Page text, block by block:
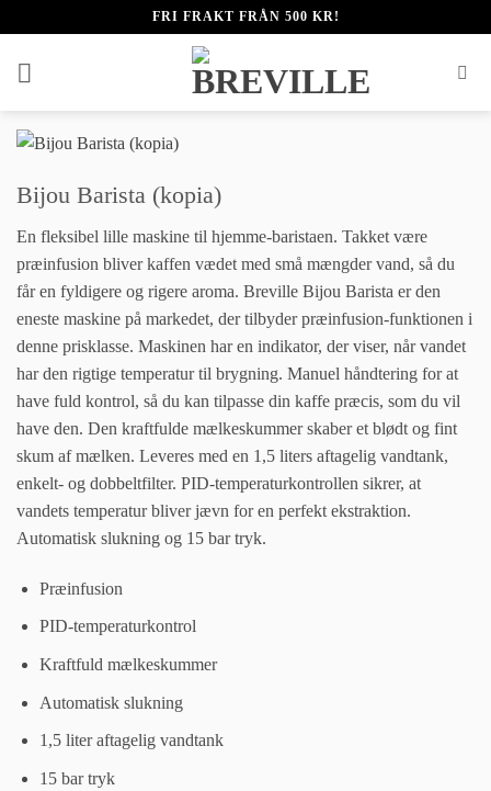
til
indhold
FRI FRAKT FRÅN 500 KR!
Bijou Barista (kopia)
En fleksibel lille maskine til hjemme-baristaen. Takket være
præinfusion bliver kaffen vædet med små mængder vand, så du
får en fyldigere og rigere aroma. Breville Bijou Barista er den
eneste maskine på markedet, der tilbyder præinfusion-funktionen i
denne prisklasse. Maskinen har en indikator, der viser, når vandet
har den rigtige temperatur til brygning. Manuel håndtering for at
have fuld kontrol, så du kan tilpasse din kaffe præcis, som du vil
have den. Den kraftfulde mælkeskummer skaber et blødt og fint
skum af mælken. Leveres med en 1,5 liters aftagelig vandtank,
enkelt- og dobbeltfilter. PID-temperaturkontrollen sikrer, at
vandets temperatur bliver jævn for en perfekt ekstraktion.
Automatisk slukning og 15 bar tryk.
Præinfusion
PID-temperaturkontrol
Kraftfuld mælkeskummer
Automatisk slukning
1,5 liter aftagelig vandtank
15 bar tryk